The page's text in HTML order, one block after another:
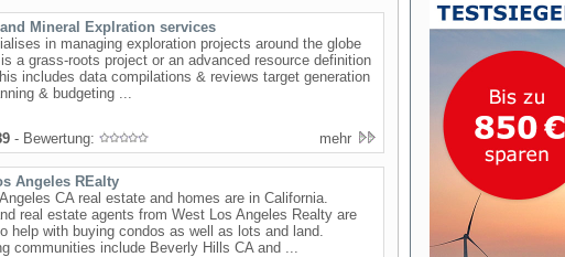
Mineral Explration services
in managing exploration projects around the globe
a grass-roots project or an advanced resource definition
includes data compilations & reviews target generation
& budgeting ...
- Bewertung: mehr
Angeles REalty
CA real estate and homes are in California.
real estate agents from West Los Angeles Realty are
help with buying condos as well as lots and land.
communities include Beverly Hills CA and ...